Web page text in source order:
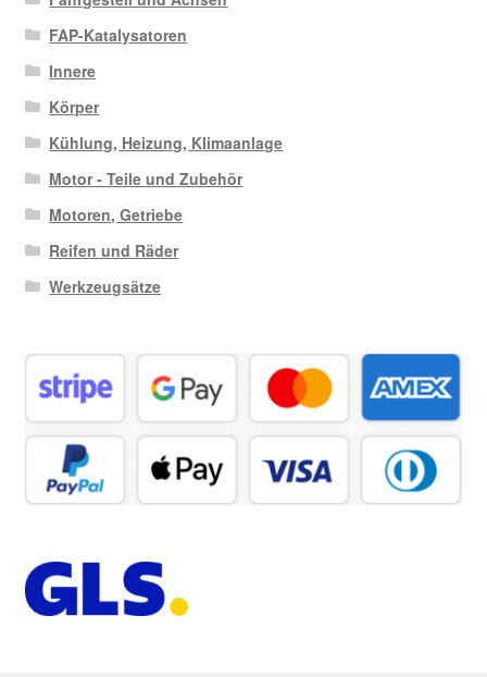
FAP-Katalysatoren
Innere
Körper
Kühlung, Heizung, Klimaanlage
Motor - Teile und Zubehör
Motoren, Getriebe
Reifen und Räder
Werkzeugsätze